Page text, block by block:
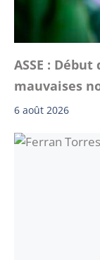
ASSE :
mauvaises
6 août 2026